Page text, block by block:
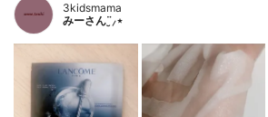
3kidsmama
みーさん¨̮⸝⋆